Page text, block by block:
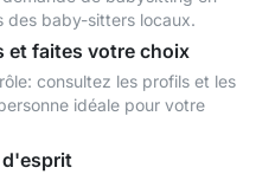
des baby-sitters locaux.
et faites votre choix
consultez les profils et les
idéale pour votre
d'esprit